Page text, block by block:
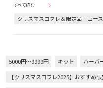
すべて読む
クリスマスコフレ＆限定品ニュース
5000円～9999円 キット ハーバ
【クリスマスコフレ2025】おすすめ